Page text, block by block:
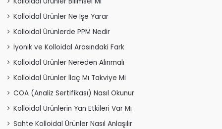
Kolloidal Ürünler Ne İşe Yarar
Kolloidal Ürünlerde PPM Nedir
İyonik ve Kolloidal Arasındaki Fark
Kolloidal Ürünler Nereden Alınmalı
Kolloidal Ürünler İlaç Mı Takviye Mi
COA (Analiz Sertifikası) Nasıl Okunur
Kolloidal Ürünlerin Yan Etkileri Var Mı
Sahte Kolloidal Ürünler Nasıl Anlaşılır